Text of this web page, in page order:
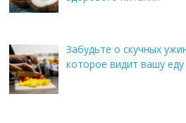
Забудьте о скучных
которое видит вашу еду